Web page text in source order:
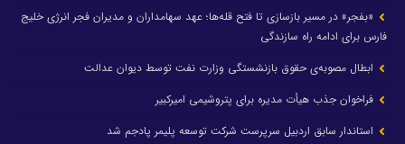
«بفجر» در مسیر بازسازی تا فتح قله‌ها؛ عهد سهامداران و مدیران فجر انرژی خلیج
فارس برای ادامه راه سازندگی
ابطال مصوبه‌ی حقوق بازنشستگی وزارت نفت توسط دیوان عدالت
فراخوان جذب هیأت مدیره برای پتروشیمی امیرکبیر
استاندار سابق اردبیل سرپرست شرکت توسعه پلیمر پادجم شد